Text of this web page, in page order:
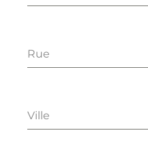
Rue
Ville